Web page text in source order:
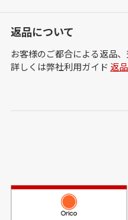
返品について
お客様のご都合による返品、
詳しくは弊社利用ガイド 返